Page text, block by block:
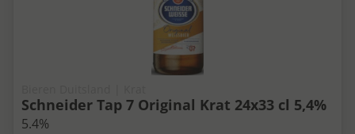
Schneider Tap 7 Original Krat 24x33 cl 5,4%
5.4%